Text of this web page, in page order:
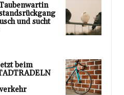
und sucht
beim